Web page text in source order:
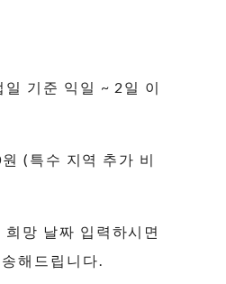
일 기준 익일 ~ 2일 이
(특수 지역 추가 비
망 날짜 입력하시면
해드립니다.